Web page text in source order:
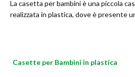
La casetta per bambini è una piccola
realizzata in plastica, dove è presente
Casette per Bambini in plastica